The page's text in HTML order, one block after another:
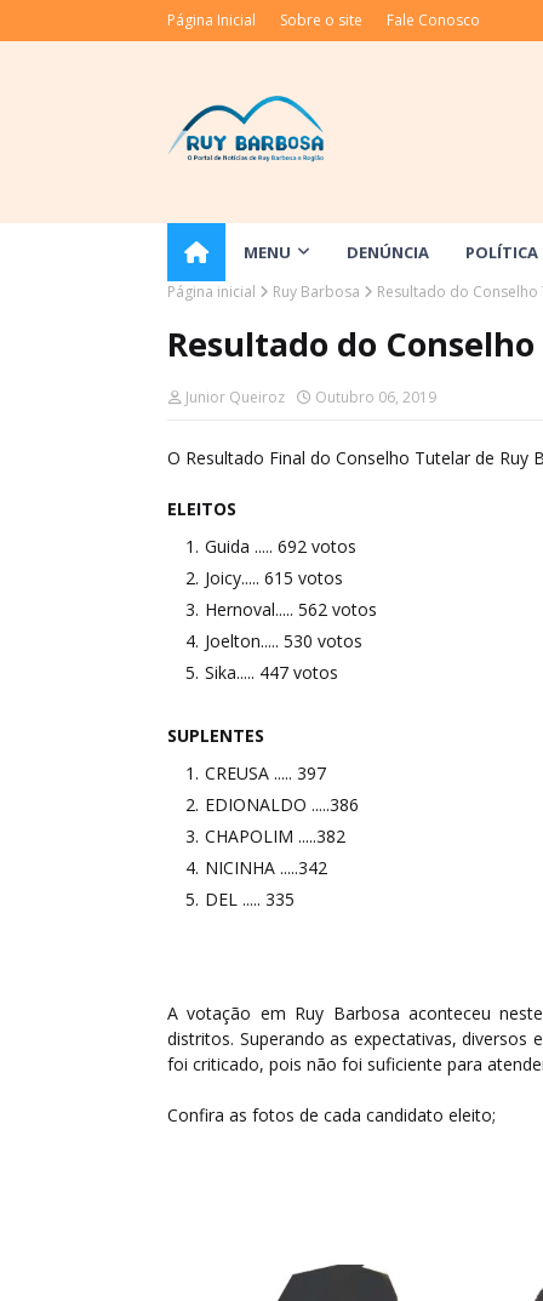
Página Inicial Sobre o site Fale Conosco
MENU DENÚNCIA POLÍTICA
Página inicial Ruy Barbosa Resultado do
Resultado do
Junior Queiroz Outubro 06, 2019
O Resultado Final do Conselho Tutelar de Ruy
ELEITOS
Guida ..... 692 votos
Joicy..... 615 votos
Hernoval..... 562 votos
Joelton..... 530 votos
Sika..... 447 votos
SUPLENTES
CREUSA ..... 397
EDIONALDO .....386
CHAPOLIM .....382
NICINHA .....342
DEL ..... 335
A votação em Ruy Barbosa aconteceu
distritos. Superando as expectativas,
foi criticado, pois não foi suficiente para
Confira as fotos de cada candidato eleito;